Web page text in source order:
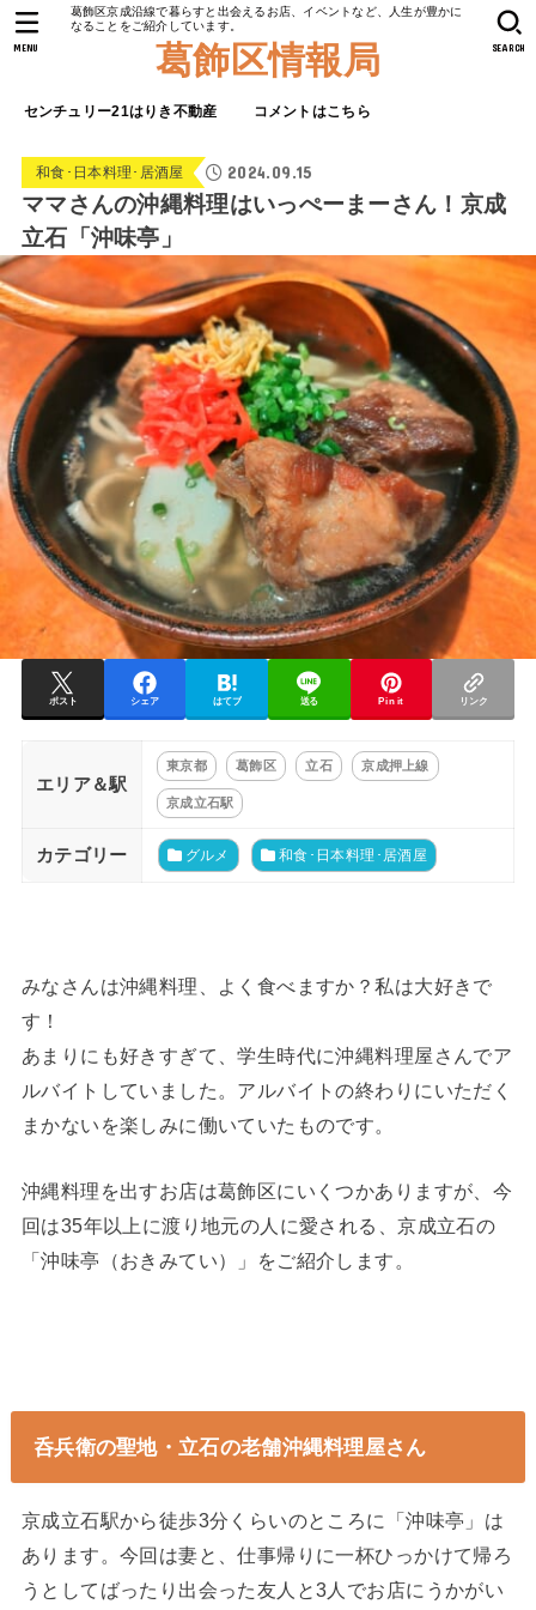
葛飾区京成沿線で暮らすと出会えるお店、イベントなど、人生が豊かに
なることをご紹介しています。
葛飾区情報局
センチュリー21はりき不動産 コメントはこちら
SEARCH
MENU
和食･日本料理･居酒屋 2024.09.15
ママさんの沖縄料理はいっぺーまーさん！京成
立石「沖味亭」
ポスト シェア はてブ 送る Pin it リンク
エリア＆駅
東京都 葛飾区 立石 京成押上線
京成立石駅
カテゴリー グルメ 和食･日本料理･居酒屋
みなさんは沖縄料理、よく食べますか？私は大好きで
す！
あまりにも好きすぎて、学生時代に沖縄料理屋さんでア
ルバイトしていました。アルバイトの終わりにいただく
まかないを楽しみに働いていたものです。
沖縄料理を出すお店は葛飾区にいくつかありますが、今
回は35年以上に渡り地元の人に愛される、京成立石の
「沖味亭（おきみてい）」をご紹介します。
呑兵衛の聖地・立石の老舗沖縄料理屋さん
京成立石駅から徒歩3分くらいのところに「沖味亭」は
あります。今回は妻と、仕事帰りに一杯ひっかけて帰ろ
うとしてばったり出会った友人と3人でお店にうかがい